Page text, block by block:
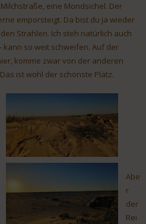
eine Mondsichel. Der
emporsteigt. Da bist du ja wieder
Strahlen. Ich steh natürlich auch
so weit schweifen. Auf der
komme zwar von der anderen
ist wohl der schönste Platz.
Abe
r
der
Rei